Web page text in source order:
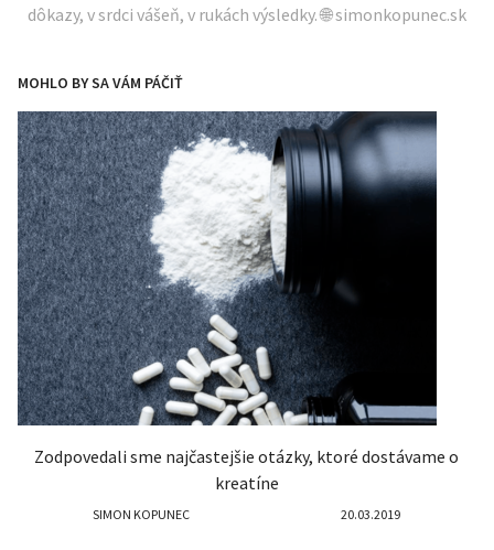
dôkazy, v srdci vášeň, v rukách výsledky. 🌐 simonkopunec.sk
MOHLO BY SA VÁM PÁČIŤ
Zodpovedali sme najčastejšie otázky, ktoré dostávame o
kreatíne
SIMON KOPUNEC 20.03.2019